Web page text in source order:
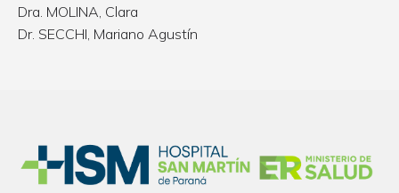
Dra. MOLINA, Clara
Dr. SECCHI, Mariano Agustín